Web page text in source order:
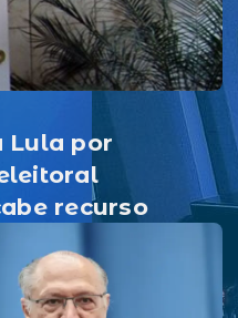
Lula por
recurso